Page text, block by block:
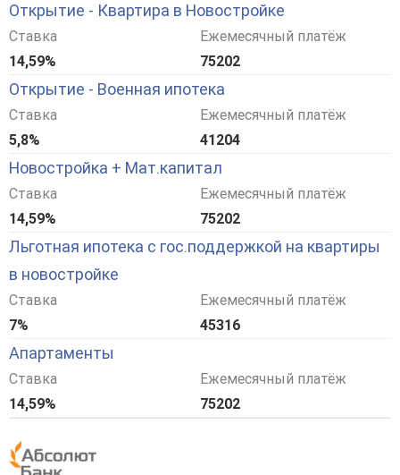
Открытие - Квартира в Новостройке
Ставка
14,59%
Ежемесячный платёж
75202
Открытие - Военная ипотека
Ставка
5,8%
Ежемесячный платёж
41204
Новостройка + Мат.капитал
Ставка
14,59%
Ежемесячный платёж
75202
Льготная ипотека с гос.поддержкой на квартиры
в новостройке
Ставка
7%
Ежемесячный платёж
45316
Апартаменты
Ставка
14,59%
Ежемесячный платёж
75202